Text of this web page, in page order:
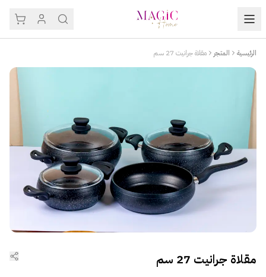
الرئيسية المتجر مقلاة جرانيت 27 سم
مقلاة جرانيت 27 سم